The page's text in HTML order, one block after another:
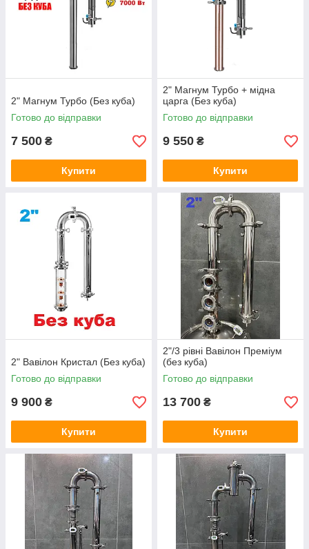
2" Магнум Турбо (Без куба)
Готово до відправки
7 500 ₴
Купити
2" Магнум Турбо + мідна
царга (Без куба)
Готово до відправки
9 550 ₴
Купити
2" Вавілон Кристал (Без куба)
Готово до відправки
9 900 ₴
Купити
2"/3 рівні Вавілон Преміум
(без куба)
Готово до відправки
13 700 ₴
Купити